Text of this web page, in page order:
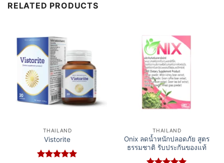
RELATED PRODUCTS
THAILAND
Vistorite
THAILAND
Onix ลดน้ำหนักปลอดภัย สูตร
ธรรมชาติ รับประกันของแท้